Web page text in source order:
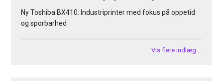
Ny Toshiba BX410: Industriprinter med fokus på oppetid
og sporbarhed
Vis flere indlæg …